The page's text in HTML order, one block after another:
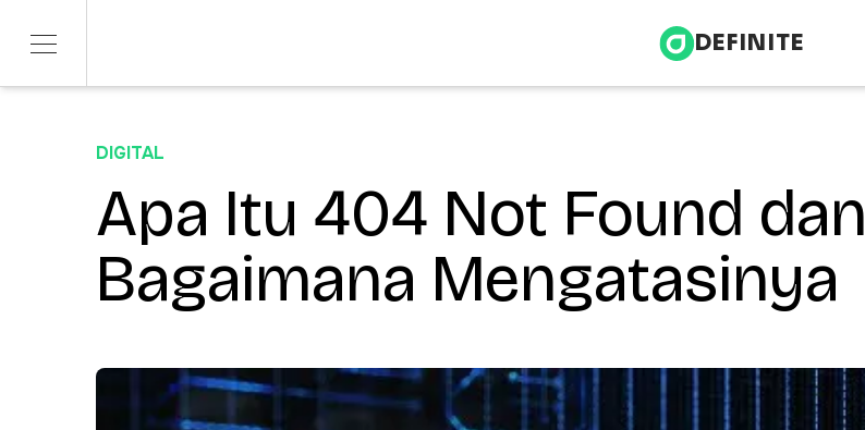
DEFINITE
ITERATE
Marketing & Social
CONTENDR
AI Innovation
Telco & Tech Infrastructure & Energy
Banking & Finance Health & Wellness
DIGITAL
Apa Itu 404 Not Found dan
Bagaimana Mengatasinya